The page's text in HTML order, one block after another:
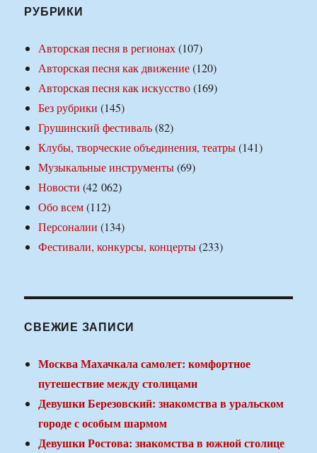
РУБРИКИ
Авторская песня в регионах(107)
Авторская песня как движение(120)
Авторская песня как искусство(169)
Без рубрики (145)
Грушинский фестиваль(82)
Клубы, творческие объединения, театры(141)
Музыкальные инструменты(69)
Новости (42 062)
Обо всем(112)
Персоналии (134)
Фестивали, конкурсы, концерты(233)
СВЕЖИЕ ЗАПИСИ
Москва Махачкала самолет: комфортное
путешествие между столицами
Девушки Березовский: знакомства в уральском
городе с особым шармом
Девушки Ростова: знакомства в южной столице